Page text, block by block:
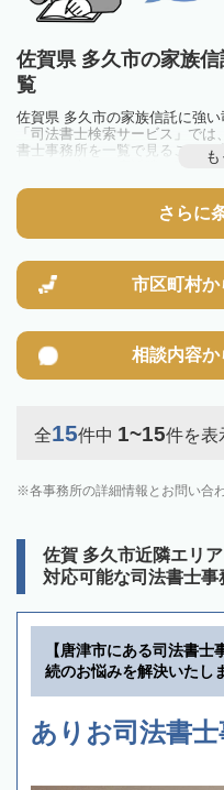
佐賀県 多久市の家族
覧
佐賀県 多久市の家族信託に強
「司法書士検索サービス」で
書士事務所を一覧で見ることが
えている方は一度近隣の司法書
さらに
市区町村か
相談内容か
全15件中 1~15件を表
各事務所の詳細情報とお問い合
佐賀 多久市近隣エリ
対応可能な司法書士事
【唐津市にある司法書
続のお悩みを解決いたし
ありお司法書